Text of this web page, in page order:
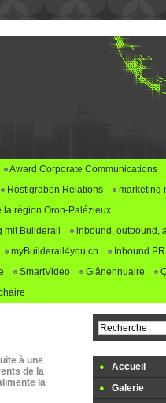
Award Corporate Communications
Röstigraben Relations marketing
la région Oron-Palézieux
Builderall inbound, outbound,
myBuilderall4you.ch
Inbound
SmartVideo Glânennuaire
à une
de la
la
Accueil
Galerie